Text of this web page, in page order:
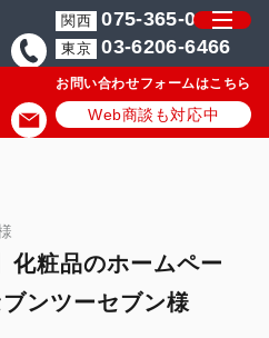
関西 075-365-0571
東京 03-6206-6466
お問い合わせフォームはこちら
Web商談も対応中
作の実績/事例 【ブランドサイト】化
化粧品のホームペー
ンツーセブン様